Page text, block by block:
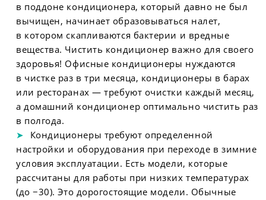
в поддоне кондиционера, который давно не был
вычищен, начинает образовываться налет,
в котором скапливаются бактерии и вредные
вещества. Чистить кондиционер важно для своего
здоровья! Офисные кондиционеры нуждаются
в чистке раз в три месяца, кондиционеры в барах
или ресторанах — требуют очистки каждый месяц,
а домашний кондиционер оптимально чистить раз
в полгода.
Кондиционеры требуют определенной
настройки и оборудования при переходе в зимние
условия эксплуатации. Есть модели, которые
рассчитаны для работы при низких температурах
(до −30). Это дорогостоящие модели. Обычные